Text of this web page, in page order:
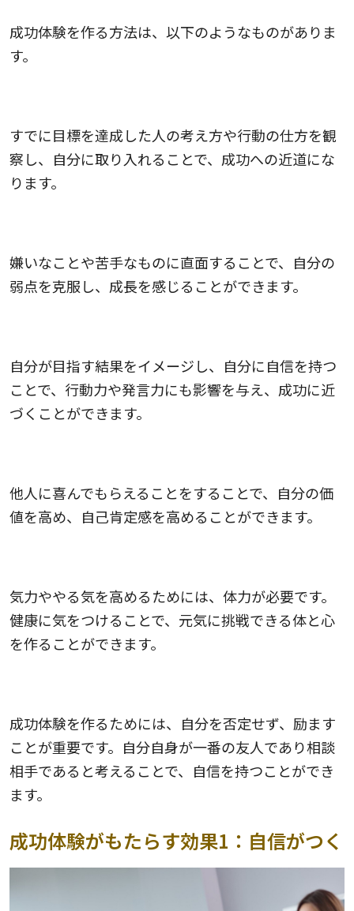
成功体験を作る方法は、以下のようなものがありま
す。
すでに目標を達成した人の考え方や行動の仕方を観
察し、自分に取り入れることで、成功への近道にな
ります。
嫌いなことや苦手なものに直面することで、自分の
弱点を克服し、成長を感じることができます。
自分が目指す結果をイメージし、自分に自信を持つ
ことで、行動力や発言力にも影響を与え、成功に近
づくことができます。
他人に喜んでもらえることをすることで、自分の価
値を高め、自己肯定感を高めることができます。
気力ややる気を高めるためには、体力が必要です。
健康に気をつけることで、元気に挑戦できる体と心
を作ることができます。
成功体験を作るためには、自分を否定せず、励ます
ことが重要です。自分自身が一番の友人であり相談
相手であると考えることで、自信を持つことができ
ます。
成功体験がもたらす効果1：自信がつく